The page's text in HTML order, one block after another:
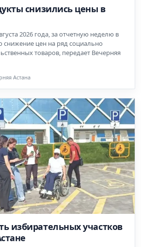
снизились цены в
2026 года, за отчетную неделю в
снижение цен на ряд социально
товаров, передает Вечерняя
Астана
избирательных участков